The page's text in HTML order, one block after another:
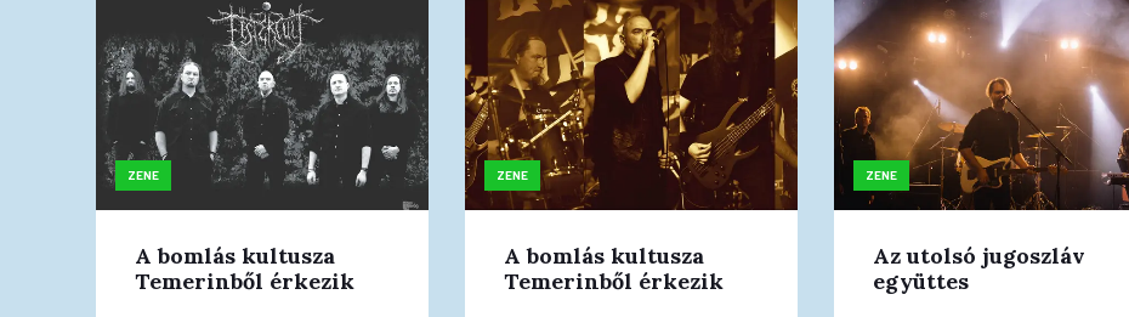
ZENE
A bomlás kultusza
Temerinből érkezik
ZENE
A bomlás kultusza
Temerinből érkezik
ZENE
Az utolsó jugoszláv
együttes